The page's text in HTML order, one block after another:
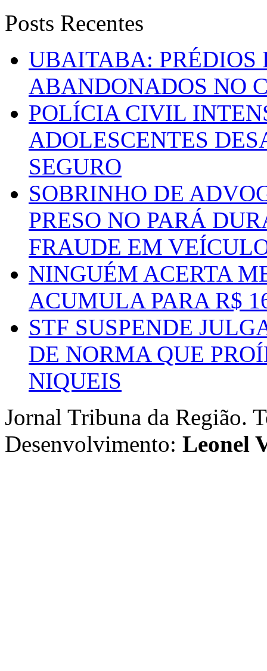
Posts Recentes
UBAITABA: PRÉDIOS
ABANDONADOS NO
POLÍCIA CIVIL
ADOLESCENTES
SEGURO
SOBRINHO DE
PRESO NO PARÁ
FRAUDE EM
NINGUÉM ACERTA
ACUMULA PARA R$
STF SUSPENDE
DE NORMA QUE
NIQUEIS
Jornal Tribuna da Região.
Desenvolvimento: Leonel